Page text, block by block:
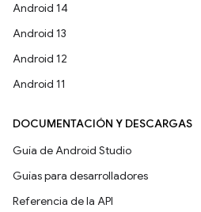
Android 14
Android 13
Android 12
Android 11
DOCUMENTACIÓN Y DESCARGAS
Guía de Android Studio
Guías para desarrolladores
Referencia de la API